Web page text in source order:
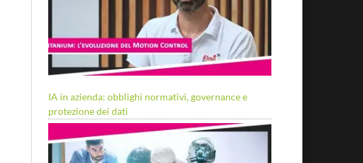
IA in azienda: obblighi normativi, governance e
protezione dei dati